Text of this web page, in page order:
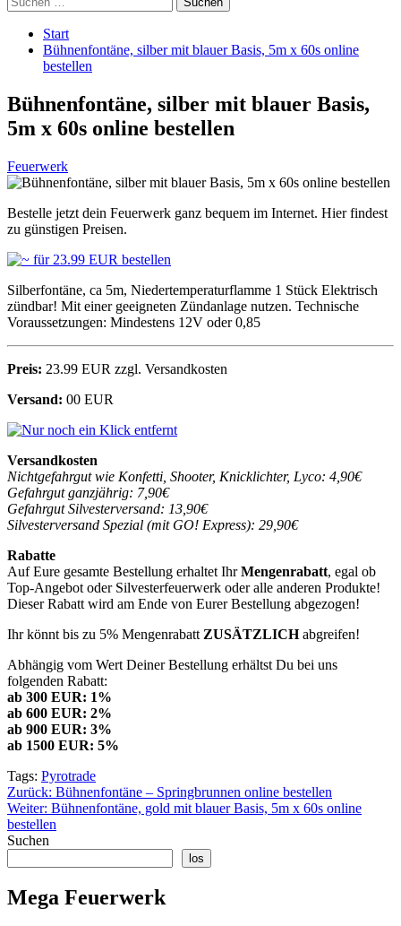
nach:
Start
Bühnenfontäne, silber mit blauer Basis, 5m x 60s online
bestellen
Bühnenfontäne, silber mit blauer Basis,
5m x 60s online bestellen
Feuerwerk
Bestelle jetzt dein Feuerwerk ganz bequem im Internet. Hier findest
zu günstigen Preisen.
Silberfontäne, ca 5m, Niedertemperaturflamme 1 Stück Elektrisch
zündbar! Mit einer geeigneten Zündanlage nutzen. Technische
Voraussetzungen: Mindestens 12V oder 0,85
Preis: 23.99 EUR zzgl. Versandkosten
Versand: 00 EUR
Versandkosten
Nichtgefahrgut wie Konfetti, Shooter, Knicklichter, Lyco: 4,90€
Gefahrgut ganzjährig: 7,90€
Gefahrgut Silvesterversand: 13,90€
Silvesterversand Spezial (mit GO! Express): 29,90€
Rabatte
Auf Eure gesamte Bestellung erhaltet IhrMengenrabatt, egal ob
Top-Angebot oder Silvesterfeuerwerk oder alle anderen Produkte!
Dieser Rabatt wird am Ende von Eurer Bestellung abgezogen!
Ihr könnt bis zu 5% Mengenrabatt ZUSÄTZLICHabgreifen!
Abhängig vom Wert Deiner Bestellung erhältst Du bei uns
folgenden Rabatt:
ab 300 EUR: 1%
ab 600 EUR: 2%
ab 900 EUR: 3%
ab 1500 EUR: 5%
Tags: Pyrotrade
Beitragsnavigation
Zurück: Bühnenfontäne – Springbrunnen online bestellen
Weiter: Bühnenfontäne, gold mit blauer Basis, 5m x 60s online
bestellen
Suchen
los
Mega Feuerwerk